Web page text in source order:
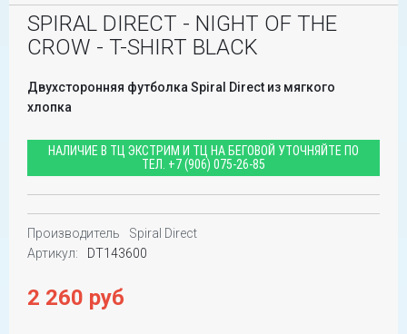
SPIRAL DIRECT - NIGHT OF THE
CROW - T-SHIRT BLACK
Двухсторонняя футболка Spiral Direct из мягкого
хлопка
НАЛИЧИЕ В ТЦ ЭКСТРИМ И ТЦ НА БЕГОВОЙ УТОЧНЯЙТЕ ПО
ТЕЛ. +7 (906) 075-26-85
Производитель
Spiral Direct
Артикул:
DT143600
2 260 руб